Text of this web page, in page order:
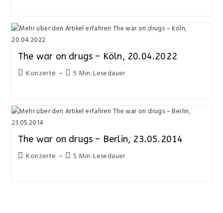
The war on drugs – Köln, 20.04.2022
Konzerte 5 Min. Lesedauer
The war on drugs – Berlin, 23.05.2014
Konzerte 5 Min. Lesedauer